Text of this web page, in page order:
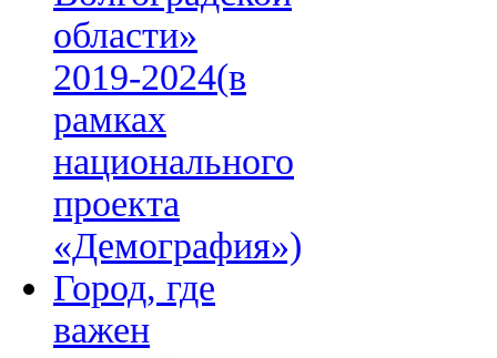
области»
2019-2024(в
рамках
национального
проекта
«Демография»)
Город, где
важен